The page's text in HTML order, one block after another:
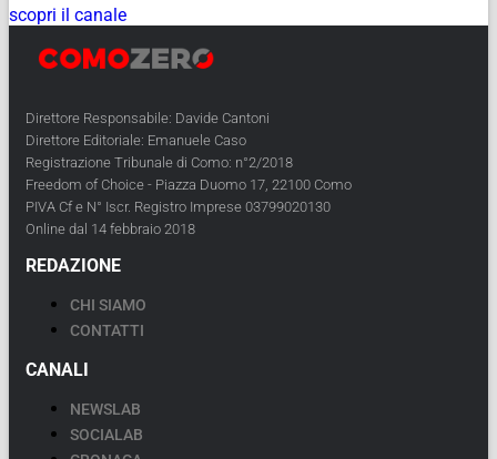
scopri il canale
Direttore Responsabile: Davide Cantoni
Direttore Editoriale: Emanuele Caso
Registrazione Tribunale di Como: n°2/2018
Freedom of Choice - Piazza Duomo 17, 22100 Como
PIVA Cf e N° Iscr. Registro Imprese 03799020130
Online dal 14 febbraio 2018
REDAZIONE
CHI SIAMO
CONTATTI
CANALI
NEWSLAB
SOCIALAB